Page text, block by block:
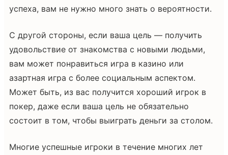
успеха, вам не нужно много знать о вероятности.
С другой стороны, если ваша цель — получить
удовольствие от знакомства с новыми людьми,
вам может понравиться игра в казино или
азартная игра с более социальным аспектом.
Может быть, из вас получится хороший игрок в
покер, даже если ваша цель не обязательно
состоит в том, чтобы выиграть деньги за столом.
Многие успешные игроки в течение многих лет